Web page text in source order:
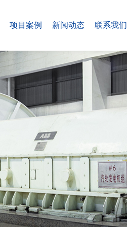
项目案例 新闻动态 联系我们